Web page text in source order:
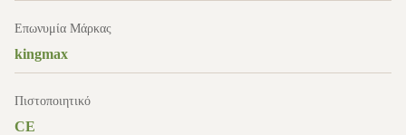
Επωνυμία Μάρκας
kingmax
Πιστοποιητικό
CE